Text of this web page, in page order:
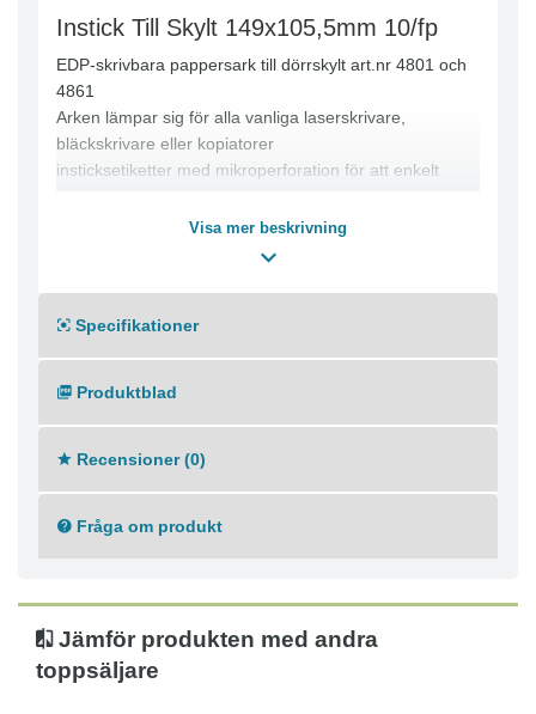
Instick Till Skylt 149x105,5mm 10/fp
EDP-skrivbara pappersark till dörrskylt art.nr 4801 och
4861
Arken lämpar sig för alla vanliga laserskrivare,
bläckskrivare eller kopiatorer
insticksetiketter med mikroperforation för att enkelt
20 skyltar på 10 arkVisa mer beskrivning
Specifikationer
Produktblad
Recensioner (0)
Fråga om produkt
Jämför produkten med andra
toppsäljare